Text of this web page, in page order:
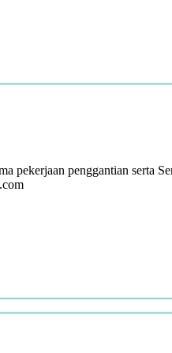
pekerjaan penggantian serta